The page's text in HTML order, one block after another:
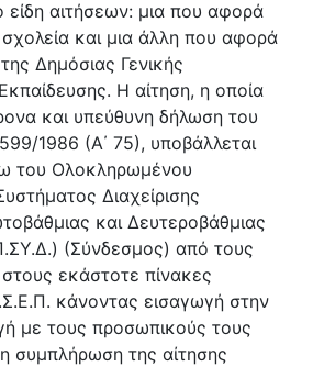
είδη αιτήσεων: μια που αφορά
και μια άλλη που αφορά
Δημόσιας Γενικής
Η αίτηση, η οποία
και υπεύθυνη δήλωση του
1986 (Α΄ 75), υποβάλλεται
του Ολοκληρωμένου
Διαχείρισης
και Δευτεροβάθμιας
(Σύνδεσμος) από τους
εκάστοτε πίνακες
κάνοντας εισαγωγή στην
με τους προσωπικούς τους
συμπλήρωση της αίτησης